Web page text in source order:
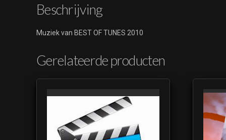
Beschrijving
Muziek van BEST OF TUNES 2010
Gerelateerde producten